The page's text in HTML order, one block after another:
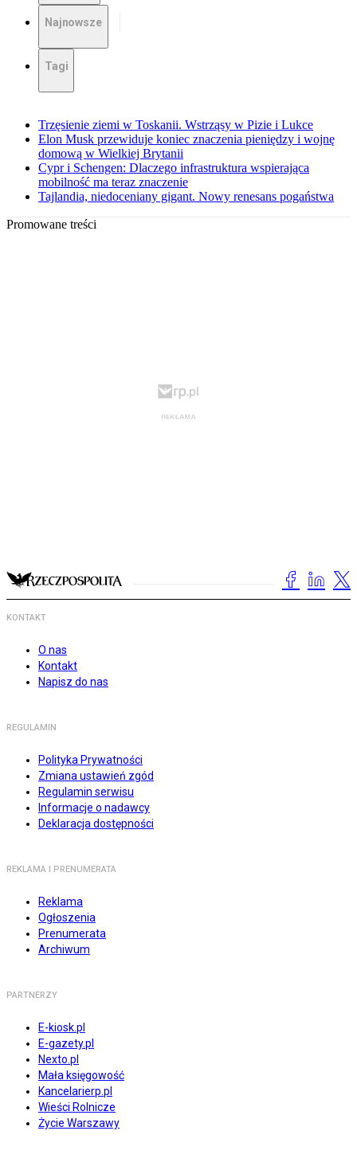
Najnowsze
Tagi
Trzęsienie ziemi w Toskanii. Wstrząsy w Pizie i Lukce
Elon Musk przewiduje koniec znaczenia pieniędzy i wojnę
domową w Wielkiej Brytanii
Cypr i Schengen: Dlaczego infrastruktura wspierająca
mobilność ma teraz znaczenie
Tajlandia, niedoceniany gigant. Nowy renesans pogaństwa
Promowane treści
KONTAKT
O nas
Kontakt
Napisz do nas
REGULAMIN
Polityka Prywatności
Zmiana ustawień zgód
Regulamin serwisu
Informacje o nadawcy
Deklaracja dostępności
REKLAMA I PRENUMERATA
Reklama
Ogłoszenia
Prenumerata
Archiwum
PARTNERZY
E-kiosk.pl
E-gazety.pl
Nexto.pl
Mała księgowość
Kancelarierp.pl
Wieści Rolnicze
Życie Warszawy